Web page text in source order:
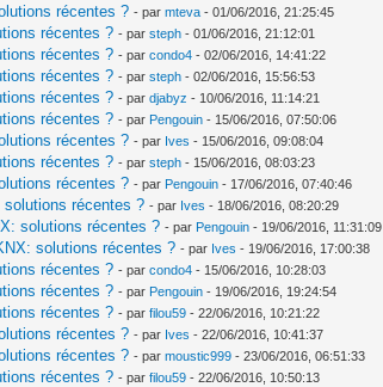
récentes ? - parmteva - 01/06/2016, 21:25:45
récentes ? - parsteph - 01/06/2016, 21:12:01
récentes ? - parcondo4 - 02/06/2016, 14:41:22
récentes ? - parsteph - 02/06/2016, 15:56:53
récentes ? - pardjabyz - 10/06/2016, 11:14:21
récentes ? - par Pengouin - 15/06/2016, 07:50:06
récentes ? - par Ives - 15/06/2016, 09:08:04
récentes ? - parsteph - 15/06/2016, 08:03:23
récentes ? - par Pengouin - 17/06/2016, 07:40:46
récentes ? - par Ives - 18/06/2016, 08:20:29
solutions récentes ? - par Pengouin - 19/06/2016, 11:31:09
solutions récentes ? - par Ives - 19/06/2016, 17:00:38
récentes ? - parcondo4 - 15/06/2016, 10:28:03
récentes ? - par Pengouin - 19/06/2016, 19:24:54
récentes ? - parfilou59 - 22/06/2016, 10:21:22
récentes ? - par Ives - 22/06/2016, 10:41:37
récentes ? - parmoustic999 - 23/06/2016, 06:51:33
récentes ? - parfilou59 - 22/06/2016, 10:50:13